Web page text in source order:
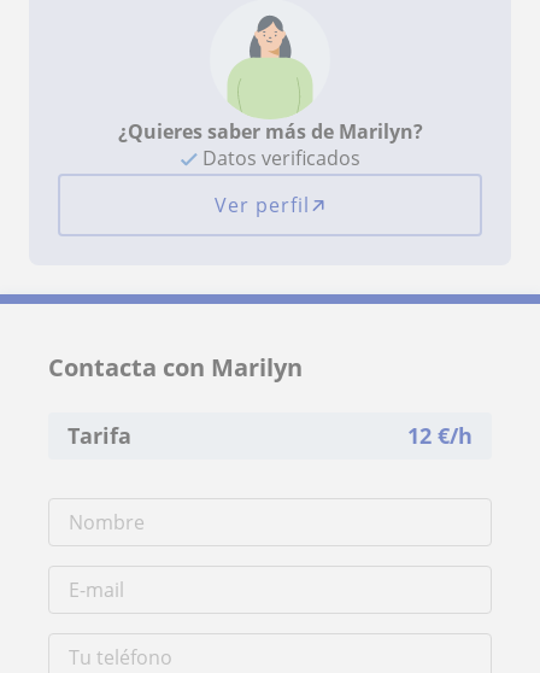
¿Quieres saber más de Marilyn?
Datos verificados
Ver perfil
Contacta con Marilyn
Tarifa 12 €/h